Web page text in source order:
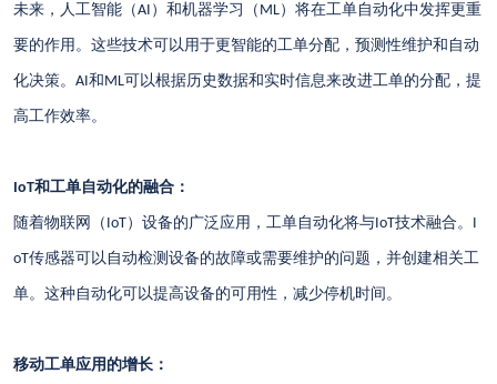
未来，人工智能（AI ）和机器学习（ ML）将在工单自动化中发挥更重
要的作用。这些技术可以用于更智能的工单分配，预测性维护和自动
化决策。AI和 ML可以根据历史数据和实时信息来改进工单的分配，提
高工作效率。
IoT和工单自动化的融合：
随着物联网（ IoT）设备的广泛应用，工单自动化将与IoT技术融合。 I
oT传感器可以自动检测设备的故障或需要维护的问题，并创建相关工
单。这种自动化可以提高设备的可用性，减少停机时间。
移动工单应用的增长：